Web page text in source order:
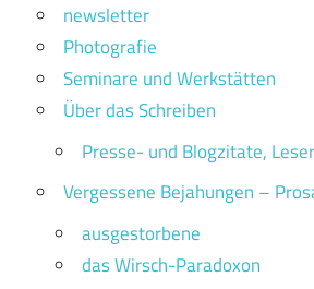
newsletter
Photografie
Seminare und Werkstätten
Über das Schreiben
Presse- und Blogzitate,
Vergessene Bejahungen –
ausgestorbene
das Wirsch-Paradoxon